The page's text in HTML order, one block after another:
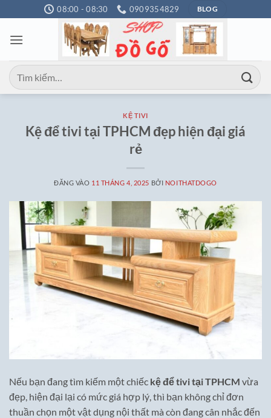
qua
nội
08:00 - 08:30 0909354829 BLOG
Tìm
kiếm:
KỆ TIVI
Kệ để tivi tại TPHCM đẹp hiện đại giá
rẻ
ĐĂNG VÀO 11 THÁNG 4, 2025 BỞI NOITHATDOGO
Nếu bạn đang tìm kiếm một chiếc kệ để tivi tại TPHCM vừa
đẹp, hiện đại lại có mức giá hợp lý, thì bạn không chỉ đơn
thuần chọn một vật dụng nội thất mà còn đang cân nhắc đến